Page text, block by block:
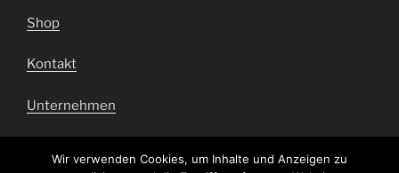
Shop
Kontakt
Unternehmen
Wir verwenden Cookies, um Inhalte und Anzeigen zu